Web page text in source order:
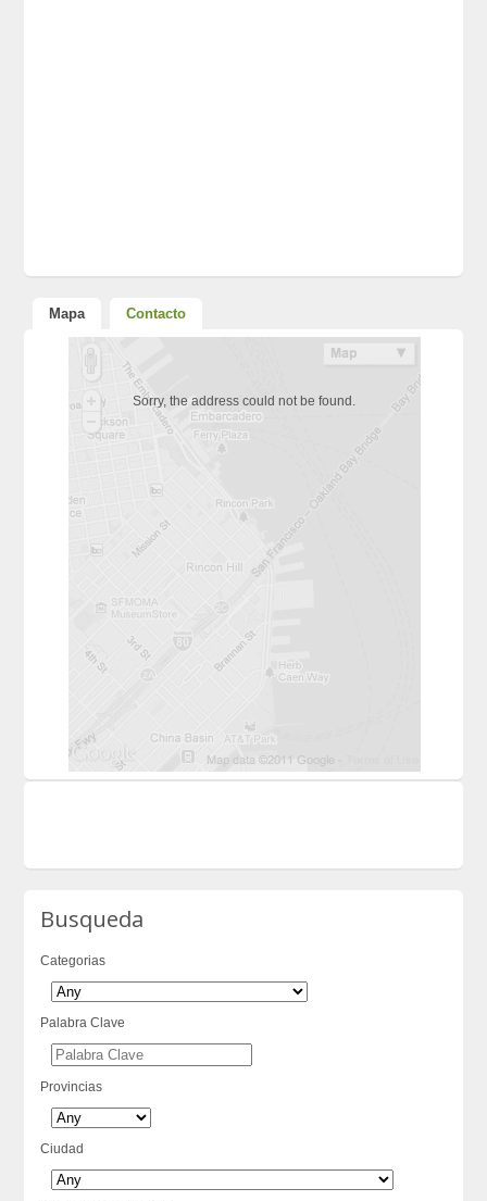
Mapa Contacto
Sorry, the address could not be found.
Busqueda
Categorias
Palabra Clave
Provincias
Ciudad